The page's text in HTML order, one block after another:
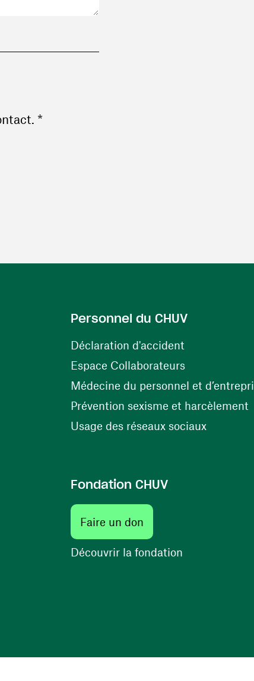
du formulaire de contact. *
fenêtre)
Personnel du CHUV
Déclaration d'accident(ouvre une
Espace Collaborateurs(ouvre une
Médecine du personnel et
Prévention sexisme et harcèlement
Usage des réseaux sociaux(ouvre
Fondation CHUV
Faire un don(ouvre une nouvelle
Découvrir la fondation(ouvre une